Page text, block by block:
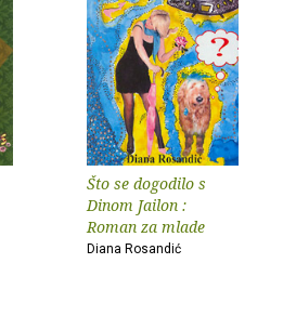
Što se dogodilo s
Dinom Jailon :
Roman za mlade
Diana Rosandić